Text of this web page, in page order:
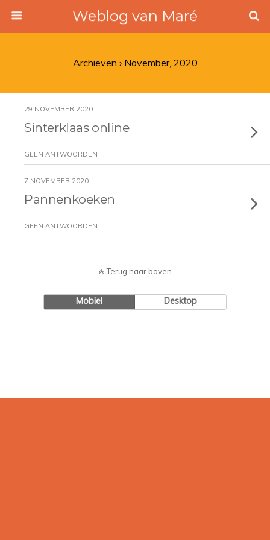
Weblog van Maré
Archieven › November, 2020
29 NOVEMBER 2020
Sinterklaas online
GEEN ANTWOORDEN
7 NOVEMBER 2020
Pannenkoeken
GEEN ANTWOORDEN
Terug naar boven
Mobiel Desktop